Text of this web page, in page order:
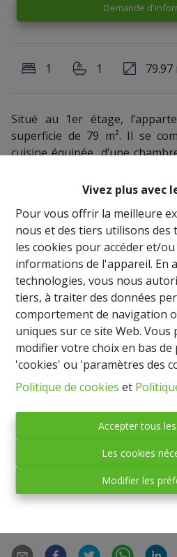
Vivez plus avec
Pour vous offrir la meilleure
nous et des tiers utilisons des
les cookies pour accéder et/
informations de l'appareil. En
technologies, vous nous
tiers, à traiter des données
comportement de navigation
uniques sur ce site Web.
modifier votre choix en bas
'cookies' ou 'paramètres des
Politique de cookies et
Accepter tous
Les cookies
Modifier les
Demande
1 1 79.97
Situé au 1er étage,
superficie de 79 m². Il se
cuisine équipée, d’une
hall d’entrée. Une terrasse-
L’appartement est classé
d’une chaudière individuelle à
ville. Il est équipé d’un
ventilation double flux et de
protection solaire pour les
Une cave et un parking
sont proposés en supplément.
Loi Breyne.
Maies, l’appartement se
commerces, gare des bus et du